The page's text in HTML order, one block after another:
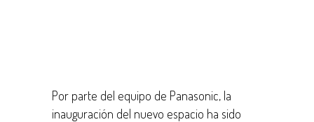
Por parte del equipo de Panasonic, la
inauguración del nuevo espacio ha sido